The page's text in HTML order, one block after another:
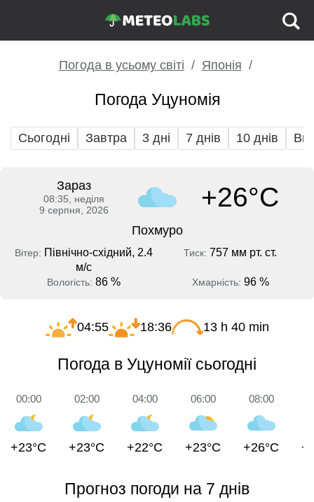
Погода в усьому світі Японія
Погода Уцуномія
Сьогодні Завтра 3 дні 7 днів 10 днів
Зараз
08:35, неділя
9 серпня, 2026
+26°C
Похмуро
Вітер: Північно-східний, 2.4
м/с
Тиск: 757 мм рт. ст.
Вологість: 86 % Хмарність: 96 %
04:55 18:36 13 h 40 min
Погода в Уцуномії сьогодні
00:00
+23°C
02:00
+23°C
04:00
+22°C
06:00
+23°C
08:00
+26°C
Прогноз погоди на 7 днів